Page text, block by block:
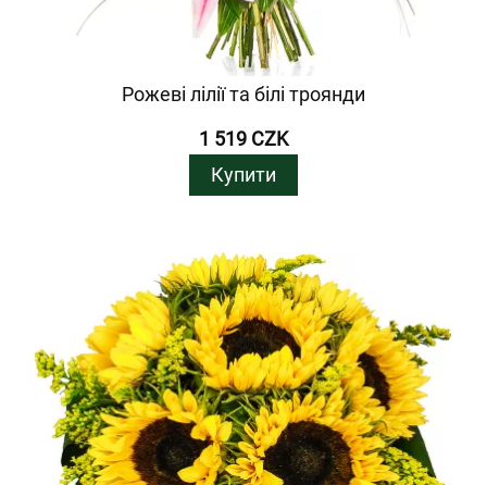
Рожеві лілії та білі троянди
1 519 CZK
Купити